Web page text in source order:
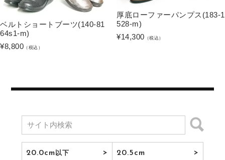
ベルトショートブーツ(140-81
64s1-m)
¥8,800 （税込）
厚底ローファーパンプス(183-1
528-m)
¥14,300 （税込）
20.0cm以下 20.5cm